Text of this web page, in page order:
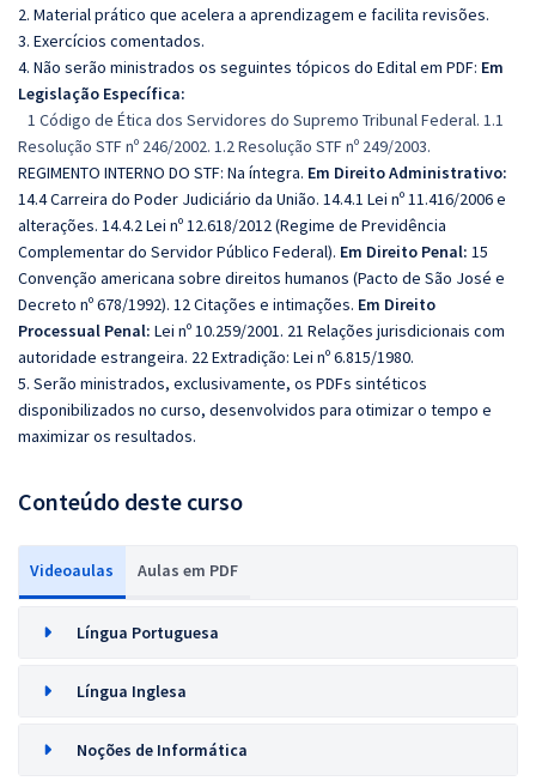
2. Material prático que acelera a aprendizagem e facilita revisões.
3. Exercícios comentados.
4. Não serão ministrados os seguintes tópicos do Edital em PDF: Em
Legislação Específica:
1 Código de Ética dos Servidores do Supremo Tribunal Federal. 1.1
Resolução STF nº 246/2002. 1.2 Resolução STF nº 249/2003.
REGIMENTO INTERNO DO STF: Na íntegra. Em Direito Administrativo:
14.4 Carreira do Poder Judiciário da União. 14.4.1 Lei nº 11.416/2006 e
alterações. 14.4.2 Lei nº 12.618/2012 (Regime de Previdência
Complementar do Servidor Público Federal). Em Direito Penal: 15
Convenção americana sobre direitos humanos (Pacto de São José e
Decreto nº 678/1992). 12 Citações e intimações. Em Direito
Processual Penal: Lei nº 10.259/2001. 21 Relações jurisdicionais com
autoridade estrangeira. 22 Extradição: Lei nº 6.815/1980.
5. Serão ministrados, exclusivamente, os PDFs sintéticos
disponibilizados no curso, desenvolvidos para otimizar o tempo e
maximizar os resultados.
Conteúdo deste curso
Videoaulas Aulas em PDF
Língua Portuguesa
Língua Inglesa
Noções de Informática